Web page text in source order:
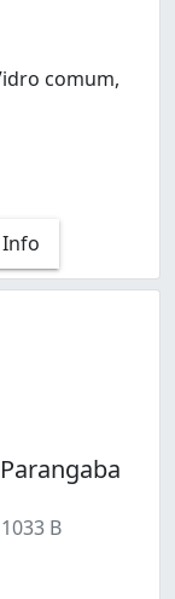
comum,
Info
B